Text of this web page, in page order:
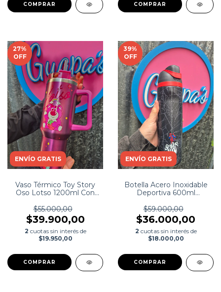
27%
OFF
ENVÍO GRATIS
Vaso Térmico Toy Story
Oso Lotso 1200ml Con
$55.000,00
$39.900,00
2 cuotas sin interés de
$19.950,00
39%
OFF
ENVÍO GRATIS
Botella Acero Inoxidable
Deportiva 600ml
$59.000,00
$36.000,00
2 cuotas sin interés de
$18.000,00